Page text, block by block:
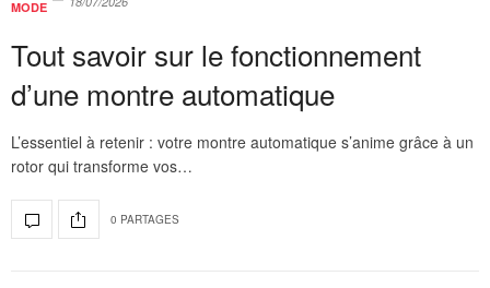
MODE
Tout savoir sur le fonctionnement
d’une montre automatique
L’essentiel à retenir : votre montre automatique s’anime grâce à un
rotor qui transforme vos…
0 PARTAGES